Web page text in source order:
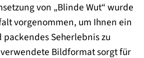
von „Blinde Wut“ wurde
vorgenommen, um Ihnen ein
Seherlebnis zu
Bildformat sorgt für